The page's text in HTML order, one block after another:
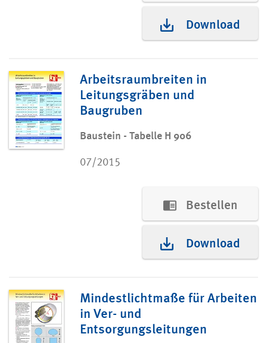
Download
Arbeitsraumbreiten in
Leitungsgräben und
Baugruben
Baustein - Tabelle H 906
07/2015
Bestellen
Download
Mindestlichtmaße für Arbeiten
in Ver- und
Entsorgungsleitungen